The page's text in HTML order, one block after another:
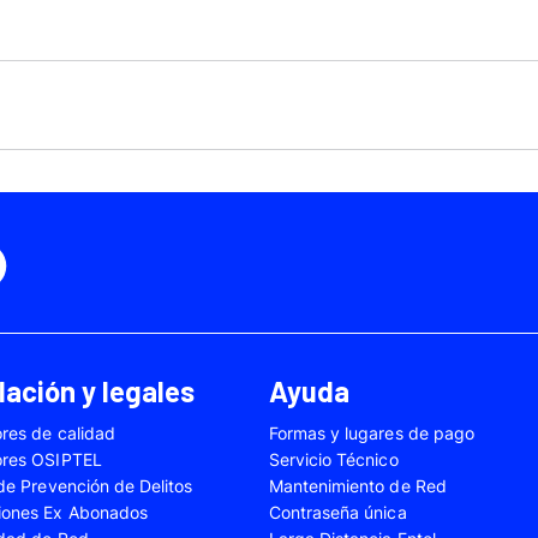
40 Neo
Fusión
Motorola Moto
Ed. Esp. Motorola Moto G20 Motorola Moto G200
Power Motorola Moto G31 Motorola Moto G35
Oppo Reno 6 Lite
Samsung Galaxy A03 Samsung Galaxy
Samsung Galaxy A05 Samsung Galaxy
Samsung Galaxy A14 Samsung Galaxy A15
y legales
de calidad
OSIPTEL
Prevención de Delitos
Ex Abonados
Ayuda
Formas y lugares de pago
Servicio Técnico
Mantenimiento de Red
Contraseña única